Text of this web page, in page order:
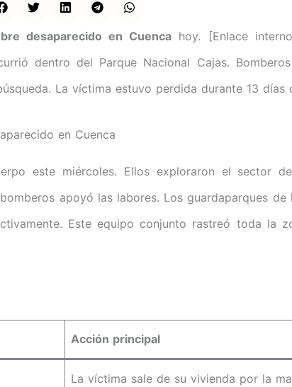
desaparecido en Cuenca hoy. [Enlace
dentro del Parque Nacional Cajas.
La víctima estuvo perdida durante 13 días
en Cuenca
este miércoles. Ellos exploraron el sector
apoyó las labores. Los guardaparques de
Este equipo conjunto rastreó toda la
Acción principal
La víctima sale de su vivienda por la